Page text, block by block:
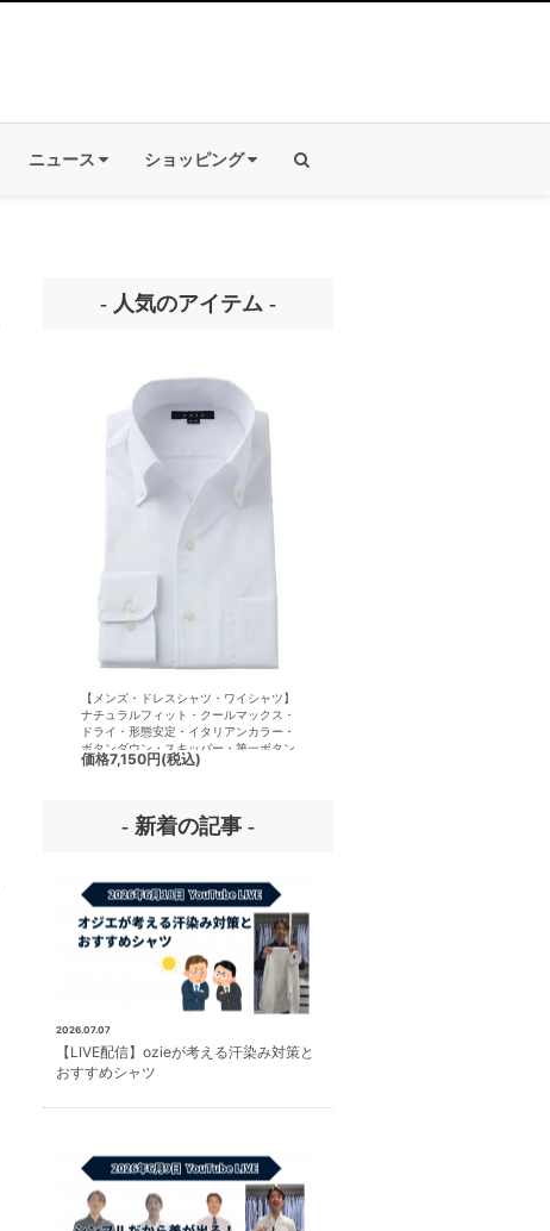
ニュース ショッピング
- 人気のアイテム -
【メンズ・ドレスシャツ・ワイシャツ】
ナチュラルフィット・クールマックス・
ドライ・形態安定・イタリアンカラー・
ボタンダウン・スキッパー・第一ボタン
無し
価格7,150円(税込)
- 新着の記事 -
2026.07.07
【LIVE配信】ozieが考える汗染み対策と
おすすめシャツ